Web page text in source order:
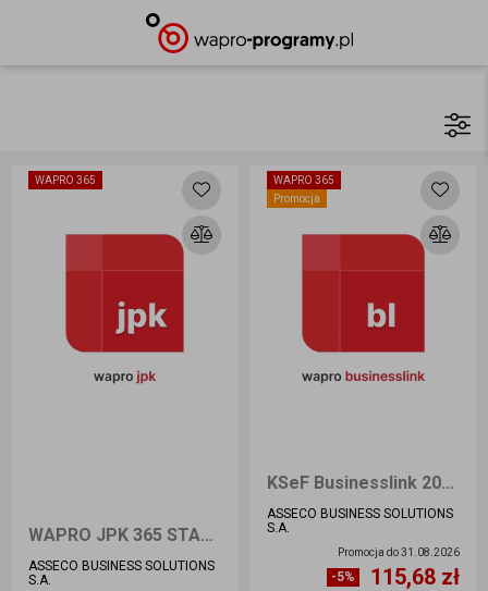
WAPRO 365
WAPRO JPK 365 START
ASSECO BUSINESS SOLUTIONS
S.A.
WAPRO 365
Promocja
KSeF Businesslink 2000 BIZNES 360 dni, Pakiet 2 000 ePunktów
ASSECO BUSINESS SOLUTIONS
S.A.
Promocja do31.08.2026
-5% 115,68 zł